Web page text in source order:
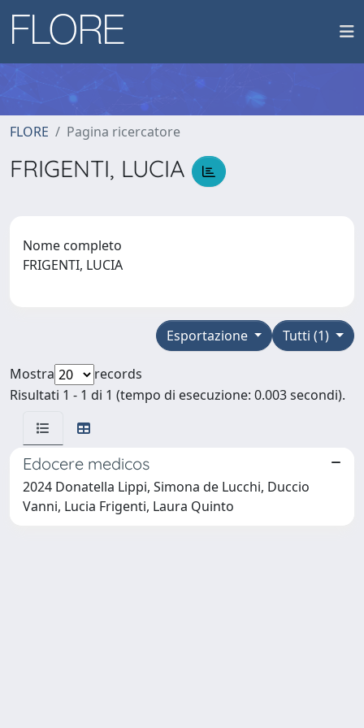
FLORE Pagina ricercatore
FRIGENTI, LUCIA
Nome completo
FRIGENTI, LUCIA
Tutti (1)
Esportazione
Mostra
records
Risultati 1 - 1 di 1 (tempo di esecuzione: 0.003 secondi).
Edocere medicos
2024 Donatella Lippi, Simona de Lucchi, Duccio
Vanni, Lucia Frigenti, Laura Quinto